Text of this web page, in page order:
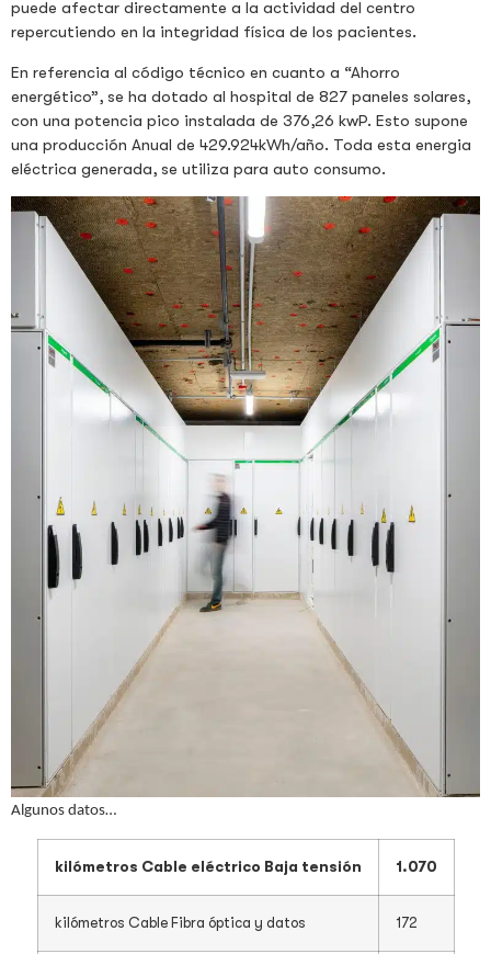
puede afectar directamente a la actividad del centro
repercutiendo en la integridad física de los pacientes.
En referencia al código técnico en cuanto a “Ahorro
energético”, se ha dotado al hospital de 827 paneles solares,
con una potencia pico instalada de 376,26 kwP. Esto supone
una producción Anual de 429.924kWh/año. Toda esta energia
eléctrica generada, se utiliza para auto consumo.
Algunos datos…
kilómetros Cable eléctrico Baja tensión 1.070
kilómetros Cable Fibra óptica y datos 172